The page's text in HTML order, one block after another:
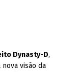
Dynasty-D,
visão da